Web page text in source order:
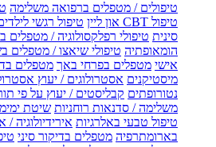
טיפולים / מטפלים ברפואה משלימה
טיפול CBT און ליין
טיפול רגשי
סינית טיפולי רפלקסולוגיה / מטפלים
הומאופתיה טיפולי שיאצו / מטפלים
אישי מטפלים בפרחי באך מטפלים
מיסטיקנים אסטרולוגים / יעוץ
נטורופתים קבליסטים / יעוץ על פי
משלימה / סדנאות רוחניות שיטת
טיפול טבעי באלרגיות אירידיולוגיה /
בארומתרפיה מטפלים בדיקור סיני